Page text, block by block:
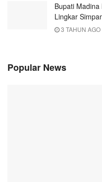
Bupati
Lingkar
3 TAHUN AGO
Popular News